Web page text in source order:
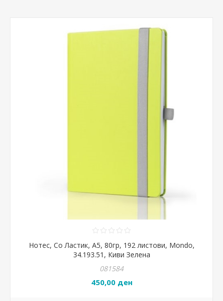
Нотес, Со Ластик, А5, 80гр, 192 листови, Mondo,
34.193.51, Киви Зелена
081584
450,00 ден